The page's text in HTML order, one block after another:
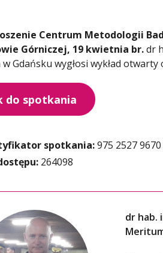
Centrum Metodologii
Górniczej, 19 kwietnia br.dr
Gdańsku wygłosi wykład
do spotkania
spotkania:975 2527 9670
264098
dr hab.